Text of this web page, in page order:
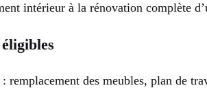
intérieur à la rénovation complète
: remplacement des meubles, plan de